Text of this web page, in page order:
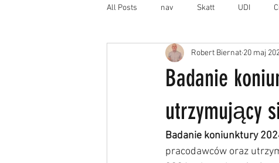
All Posts nav Skatt UDI
Korzyści dla Ciebie kryminalne
Badanie
utrzymujący
Robert Biernat 20 maj
Badanie koniunktury
pracodawców oraz